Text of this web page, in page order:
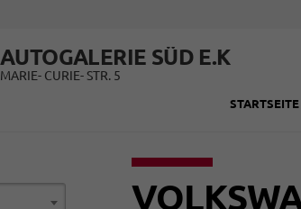
AUTOGALERIE SÜD E.K
MARIE- CURIE- STR. 5
STARTSEITE